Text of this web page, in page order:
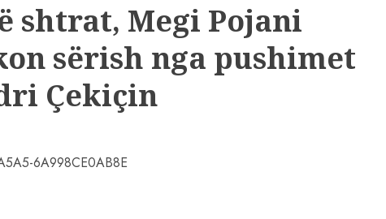
shtrat, Megi Pojani
sërish nga pushimet
Çekiçin